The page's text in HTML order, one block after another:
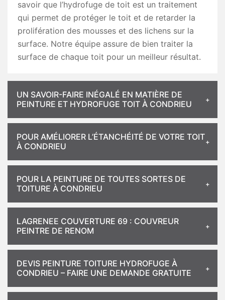
savoir que l’hydrofuge de toit est un traitement
qui permet de protéger le toit et de retarder la
prolifération des mousses et des lichens sur la
surface. Notre équipe assure de bien traiter la
surface de chaque toit pour un meilleur résultat.
UN SAVOIR-FAIRE INÉGALÉ EN MATIÈRE DE
PEINTURE ET HYDROFUGE TOIT À CONDRIEU
POUR AMÉLIORER L’ÉTANCHÉITÉ DE VOTRE TOIT
À CONDRIEU
POUR LA PEINTURE DE TOUTES SORTES DE
TOITURE À CONDRIEU
LAGRENEE COUVERTURE 69 : COUVREUR
PEINTRE DE RENOM
DEVIS PEINTURE TOITURE HYDROFUGE À
CONDRIEU – FAIRE UNE DEMANDE GRATUITE